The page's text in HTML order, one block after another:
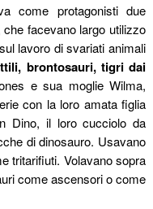
come protagonisti due
facevano largo utilizzo
lavoro di svariati animali
brontosauri, tigri dai
e sua moglie Wilma,
con la loro amata figlia
Dino, il loro cucciolo da
di dinosauro. Usavano
tritarifiuti. Volavano sopra
come ascensori o come